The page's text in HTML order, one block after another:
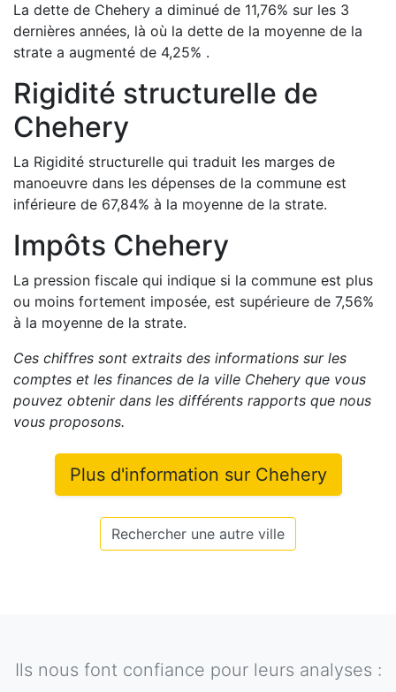
La dette de Chehery a diminué de 11,76% sur les 3
dernières années, là où la dette de la moyenne de la
strate a augmenté de 4,25% .
Rigidité structurelle de
Chehery
La Rigidité structurelle qui traduit les marges de
manoeuvre dans les dépenses de la commune est
inférieure de 67,84% à la moyenne de la strate.
Impôts Chehery
La pression fiscale qui indique si la commune est plus
ou moins fortement imposée, est supérieure de 7,56%
à la moyenne de la strate.
Ces chiffres sont extraits des informations sur les
comptes et les finances de la ville Chehery que vous
pouvez obtenir dans les différents rapports que nous
vous proposons.
Plus d'information sur Chehery
Rechercher une autre ville
Ils nous font confiance pour leurs analyses :